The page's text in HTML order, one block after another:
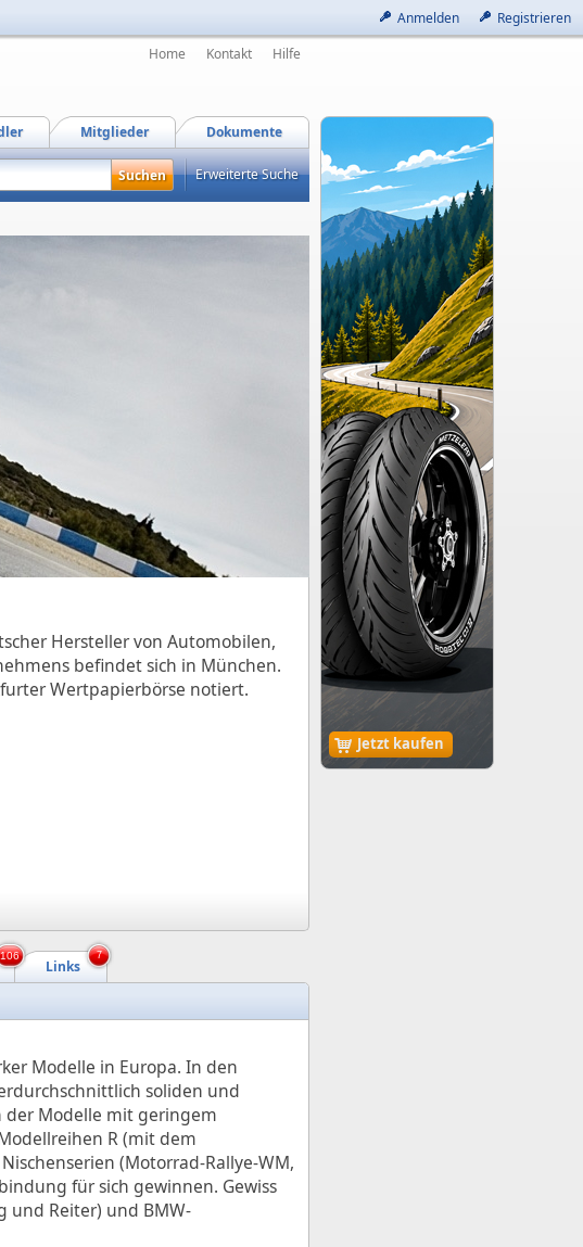
Anmelden Registrieren
Jetzt kaufen
Home Kontakt Hilfe
Dokumente
Mitglieder
Erweiterte Suche
Hersteller von Automobilen,
befindet sich in München.
Wertpapierbörse notiert.
Links
106 7
Modelle in Europa. In den
soliden und
der Modelle mit geringem
R (mit dem
(Motorrad-Rallye-WM,
für sich gewinnen. Gewiss
und Reiter) und BMW-